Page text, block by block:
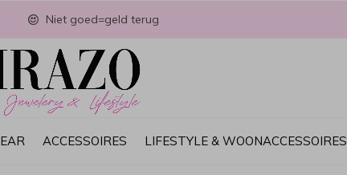
ACCESSOIRES LIFESTYLE & WOONACCESSOIRES
Niet goed=geld terug